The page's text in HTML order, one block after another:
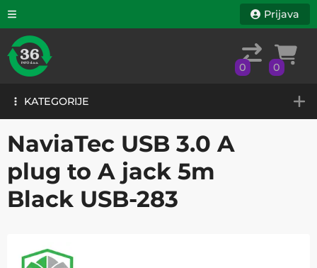
KATEGORIJE
Prijava
0 0
KATEGORIJE
NaviaTec USB 3.0 A
plug to A jack 5m
Black USB-283